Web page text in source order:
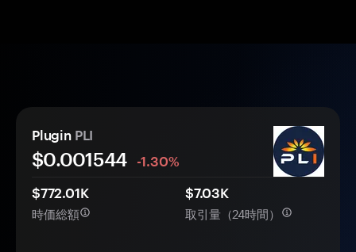
Plugin PLI
$0.001544
-1.30%
$772.01K
時価総額
$7.03K
取引量（24時間）